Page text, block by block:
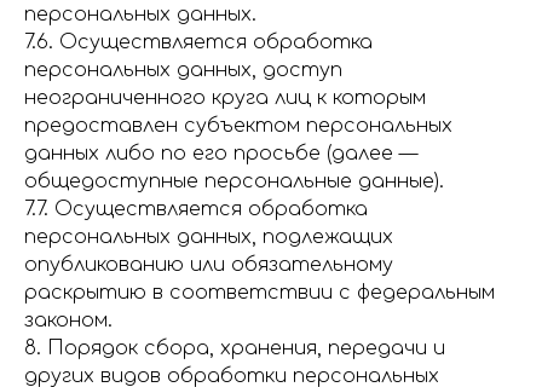
персональных данных.
7.6. Осуществляется обработка
персональных данных, доступ
неограниченного круга лиц к которым
предоставлен субъектом персональных
данных либо по его просьбе (далее —
общедоступные персональные данные).
7.7. Осуществляется обработка
персональных данных, подлежащих
опубликованию или обязательному
раскрытию в соответствии с федеральным
законом.
8. Порядок сбора, хранения, передачи и
других видов обработки персональных